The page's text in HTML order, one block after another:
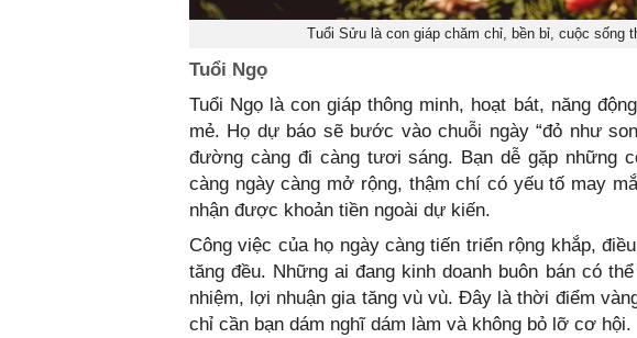
Tuổi Sửu là con giáp chăm chỉ, bền bỉ, cuộc sống
Tuổi Ngọ
Tuổi Ngọ là con giáp thông minh, hoạt bát, năng
mẻ. Họ dự báo sẽ bước vào chuỗi ngày “đỏ như
đường càng đi càng tươi sáng. Bạn dễ gặp những
càng ngày càng mở rộng, thậm chí có yếu tố may
nhận được khoản tiền ngoài dự kiến.
Công việc của họ ngày càng tiến triển rộng khắp,
tăng đều. Những ai đang kinh doanh buôn bán có
nhiệm, lợi nhuận gia tăng vù vù. Đây là thời điểm
chỉ cần bạn dám nghĩ dám làm và không bỏ lỡ cơ hội.